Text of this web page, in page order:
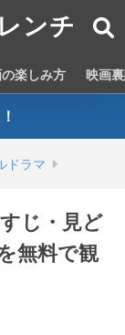
ンチ
楽しみ方 映画
ドラマ
じ・見ど
無料で観